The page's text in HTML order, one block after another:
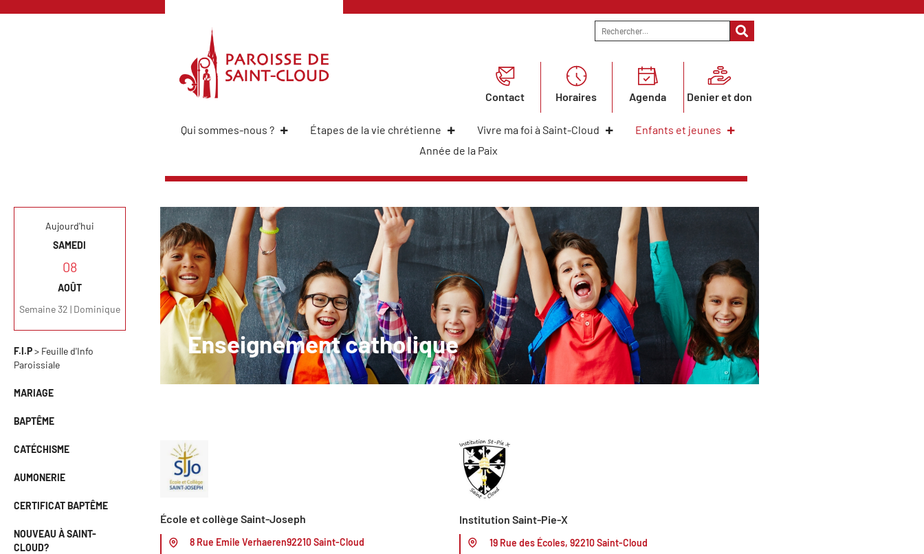
Contact Horaires Agenda Denier et don
Qui sommes-nous ? Étapes de la vie chrétienne Vivre ma foi à Saint-Cloud
Enfants et jeunes
Année de la Paix
Aujourd'hui
SAMEDI
08
AOÛT
Semaine 32 | Dominique
F.I.P> Feuille d'Info
Paroissiale
MARIAGE
BAPTÊME
CATÉCHISME
AUMONERIE
CERTIFICAT BAPTÊME
NOUVEAU À SAINT-
CLOUD?
Enseignement catholique
École et collège Saint-Joseph
8 Rue Emile Verhaeren92210 Saint-Cloud
Institution Saint-Pie-X
19 Rue des Écoles, 92210 Saint-Cloud